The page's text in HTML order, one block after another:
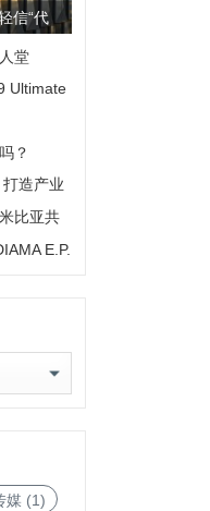
信“代
堂
Ultimate
？
造产业
比亚共
促进委
动加入E.P.
媒(1)